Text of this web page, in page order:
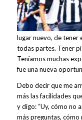
lugar nuevo, de tener
todas partes. Tener
Teníamos muchas
fue una nueva
Debo decir que me
más las facilidades
y digo: “Uy, cómo no
más preguntas, cómo